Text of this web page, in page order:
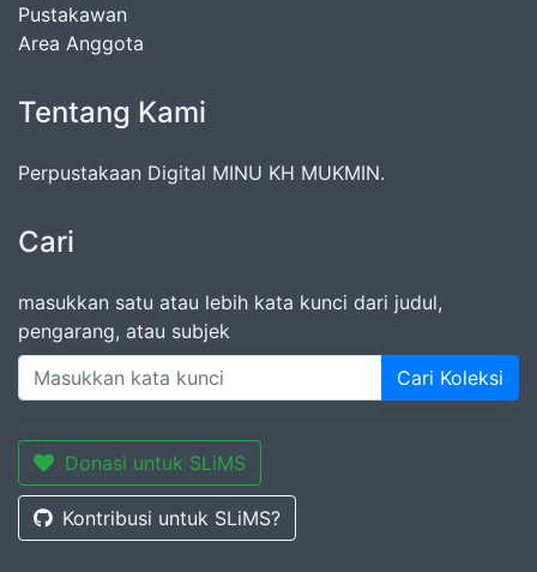
Pustakawan
Area Anggota
Tentang Kami
Perpustakaan Digital MINU KH MUKMIN.
Cari
masukkan satu atau lebih kata kunci dari judul,
pengarang, atau subjek
Cari Koleksi
Donasi untuk SLiMS
Kontribusi untuk SLiMS?